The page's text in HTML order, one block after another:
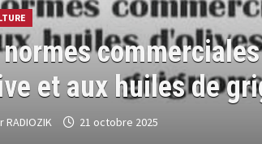
et aux huiles de
RADIOZIK 21 octobre 2025